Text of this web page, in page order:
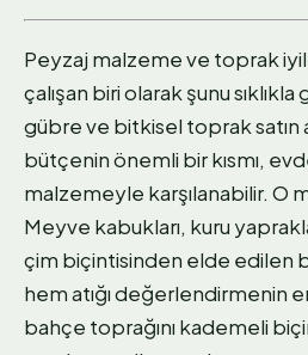
Peyzaj malzeme ve toprak
çalışan biri olarak şunu
gübre ve bitkisel toprak satın
bütçenin önemli bir kısmı,
malzemeyle karşılanabilir. O
Meyve kabukları, kuru
çim biçintisinden elde edilen
hem atığı değerlendirmenin
bahçe toprağını kademeli